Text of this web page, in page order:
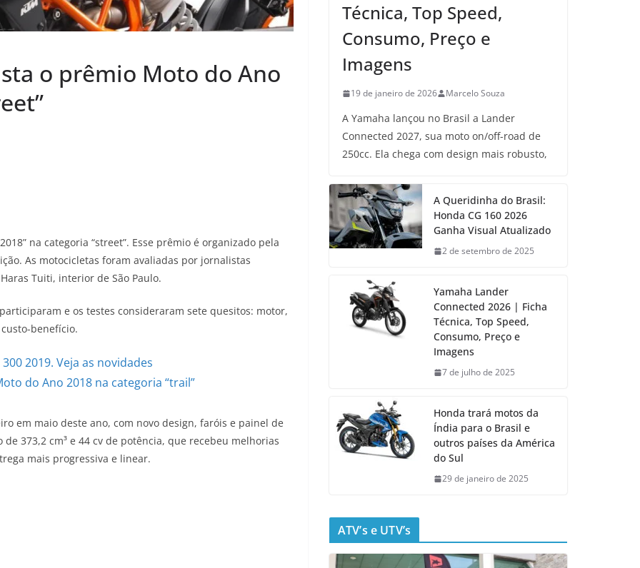
o prêmio Moto do Ano
na categoria “street”. Esse prêmio é organizado pela
As motocicletas foram avaliadas por jornalistas
Tuiti, interior de São Paulo.
e os testes consideraram sete quesitos: motor,
benefício.
2019. Veja as novidades
do Ano 2018 na categoria “trail”
em maio deste ano, com novo design, faróis e painel de
373,2 cm³ e 44 cv de potência, que recebeu melhorias
mais progressiva e linear.
Técnica, Top Speed,
Consumo, Preço e
Imagens
19 de janeiro de 2026 Marcelo Souza
A Yamaha lançou no Brasil a Lander
Connected 2027, sua moto on/off-road de
250cc. Ela chega com design mais robusto,
A Queridinha do Brasil:
Honda CG 160 2026
Ganha Visual Atualizado
2 de setembro de 2025
Yamaha Lander
Connected 2026 | Ficha
Técnica, Top Speed,
Consumo, Preço e
Imagens
7 de julho de 2025
Honda trará motos da
Índia para o Brasil e
outros países da América
do Sul
29 de janeiro de 2025
ATV’s e UTV’s